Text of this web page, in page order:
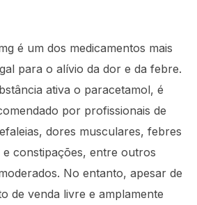
é um dos medicamentos mais
para o alívio da dor e da febre.
ativa o paracetamol, é
por profissionais de
dores musculares, febres
e constipações, entre outros
No entanto, apesar de
de venda livre e amplamente